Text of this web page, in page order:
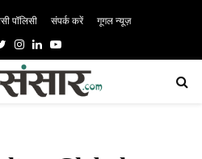
पॉलिसी संपर्क करें गूगल न्यूज़
TwitterInstagram
LinkedinYoutube